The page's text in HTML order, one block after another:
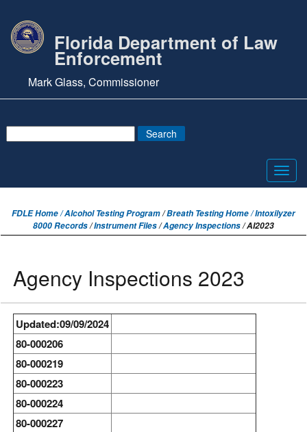
Florida Department of Law
Enforcement
Mark Glass, Commissioner
FDLE Home /Alcohol Testing Program/Breath Testing Home / Intoxilyzer
8000 Records/Instrument Files/Agency Inspections/ AI2023
Agency Inspections 2023
Updated:09/09/2024
80-000206
80-000219
80-000223
80-000224
80-000227